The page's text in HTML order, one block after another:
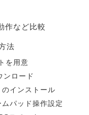
作など比較
法
を用意
ロード
インストール
パッド操作設定